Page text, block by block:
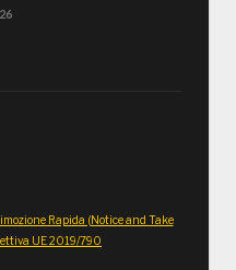
Rapida (Notice and Take
UE 2019/790